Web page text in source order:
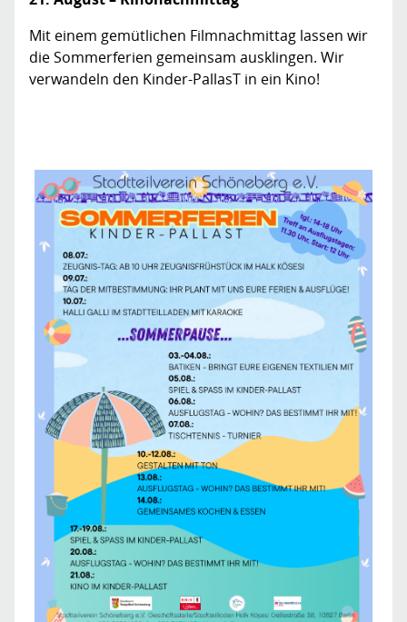
Mit einem gemütlichen Filmnachmittag lassen wir
die Sommerferien gemeinsam ausklingen. Wir
verwandeln den Kinder-PallasT in ein Kino!